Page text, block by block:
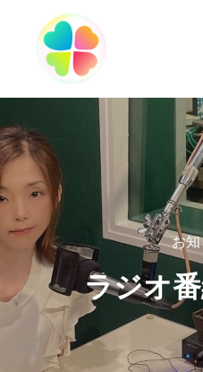
お
ラジオ